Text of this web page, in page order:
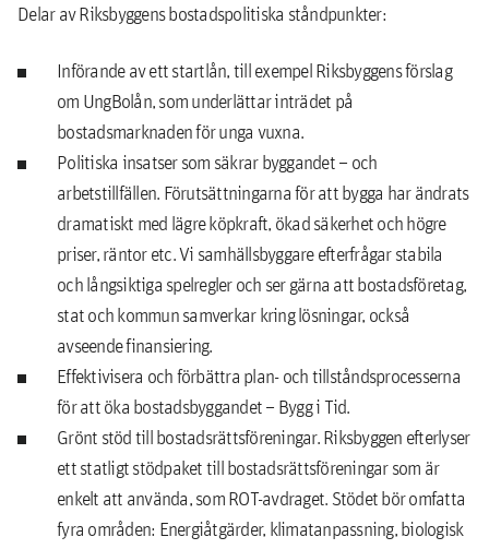
Delar av Riksbyggens bostadspolitiska ståndpunkter:
Införande av ett startlån, till exempel Riksbyggens förslag
om UngBolån, som underlättar inträdet på
bostadsmarknaden för unga vuxna.
Politiska insatser som säkrar byggandet – och
arbetstillfällen. Förutsättningarna för att bygga har ändrats
dramatiskt med lägre köpkraft, ökad säkerhet och högre
priser, räntor etc. Vi samhällsbyggare efterfrågar stabila
och långsiktiga spelregler och ser gärna att bostadsföretag,
stat och kommun samverkar kring lösningar, också
avseende finansiering.
Effektivisera och förbättra plan- och tillståndsprocesserna
för att öka bostadsbyggandet – Bygg i Tid.
Grönt stöd till bostadsrättsföreningar. Riksbyggen efterlyser
ett statligt stödpaket till bostadsrättsföreningar som är
enkelt att använda, som ROT-avdraget. Stödet bör omfatta
fyra områden: Energiåtgärder, klimatanpassning, biologisk